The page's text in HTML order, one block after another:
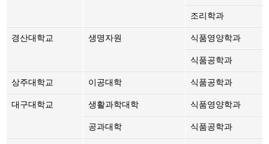
조리학과
경산대학교 생명자원 식품영양학과
식품공학과
상주대학교 이공대학 식품공학과
대구대학교 생활과학대학 식품영양학과
공과대학 식품공학과